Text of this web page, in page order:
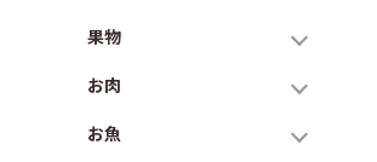
果物
お肉
お魚